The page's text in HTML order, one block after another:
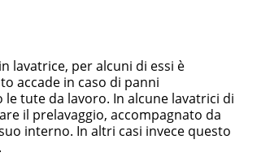
lavatrice, per alcuni di essi è
accade in caso di panni
le tute da lavoro. In alcune lavatrici di
il prelavaggio, accompagnato da
interno. In altri casi invece questo